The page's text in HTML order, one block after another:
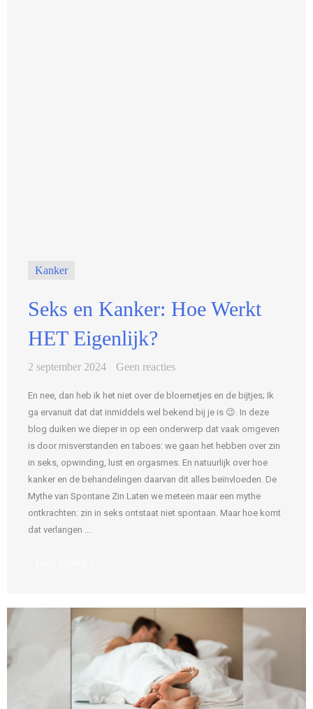
Kanker
Seks en Kanker: Hoe Werkt
HET Eigenlijk?
2 september 2024 Geen reacties
En nee, dan heb ik het niet over de bloemetjes en de bijtjes; Ik
ga ervanuit dat dat inmiddels wel bekend bij je is 😉. In deze
blog duiken we dieper in op een onderwerp dat vaak omgeven
is door misverstanden en taboes: we gaan het hebben over zin
in seks, opwinding, lust en orgasmes. En natuurlijk over hoe
kanker en de behandelingen daarvan dit alles beïnvloeden. De
Mythe van Spontane Zin Laten we meteen maar een mythe
ontkrachten: zin in seks ontstaat niet spontaan. Maar hoe komt
dat verlangen ...